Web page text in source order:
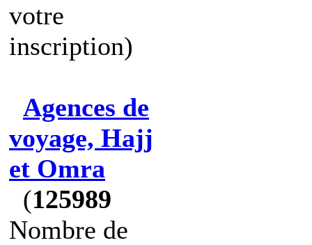
votre
inscription)
Agences de
voyage, Hajj
et Omra
(125989
Nombre de